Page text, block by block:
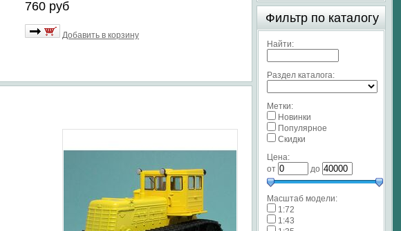
760 руб
Добавить в корзину
Фильтр по каталогу
Найти:
Раздел каталога:
Метки:
Новинки
Популярное
Скидки
Цена:
от
до
Масштаб модели:
1:72
1:43